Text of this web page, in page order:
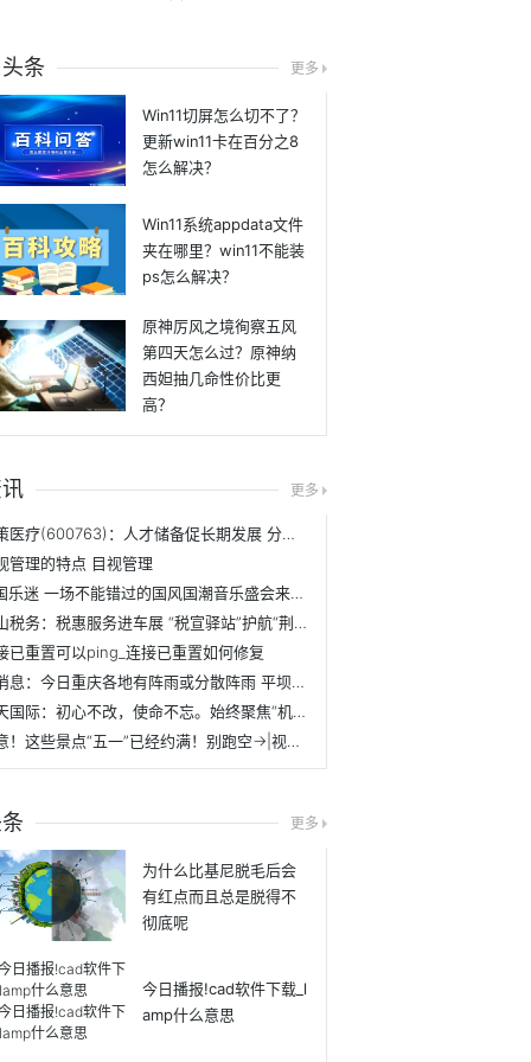
条 更多
Win11切屏怎么切不了？
更新win11卡在百分之8
怎么解决？
Win11系统appdata文件
夹在哪里？win11不能装
ps怎么解决？
原神厉风之境徇察五风
第四天怎么过？原神纳
西妲抽几命性价比更
高？
更多
通策医疗(600763)：人才储备促长期发展 分院建设为增长蓄能 焦点
管理的特点 目视管理
@国乐迷 一场不能错过的国风国潮音乐盛会来了-世界快讯
京山税务：税惠服务进车展 “税宣驿站”护航“荆楚购”
已重置可以ping_连接已重置如何修复
热消息：今日重庆各地有阵雨或分散阵雨 平坝河谷地区能见度较低、道路湿滑
今天国际：初心不改，使命不忘。始终聚焦“机器换人、数字换脑”这个领域，不断为客户创造价值
注意！这些景点“五一”已经约满！别跑空→|视焦点讯
更多
为什么比基尼脱毛后会
有红点而且总是脱得不
彻底呢
今日播报!cad软件下载_l
amp什么意思